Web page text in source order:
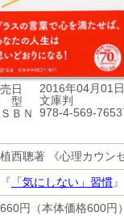
日
2016年04月01日
型
文庫判
ＳＢＮ
978-4-569-
植西聰著 《心理カウン
『 「気にしない」習慣
660円（本体価格600円）